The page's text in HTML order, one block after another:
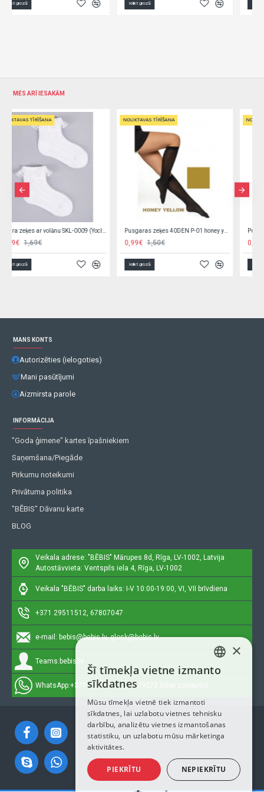
Ielikt grozā Ielikt grozā
MĒS ARĪ IESAKĀM
NOLIKTAVAS TĪRĪŠANA
0,99€
Ielikt grozā
NOLIKTAVAS TĪRĪŠANA
0,99€
Ielikt grozā
MANS KONTS
Autorizēties (ielogoties)
Mani pasūtījumi
Aizmirsta parole
INFORMĀCIJA
"Goda ģimene" kartes īpašniekiem
Saņemšana/Piegāde
Pirkumu noteikumi
Privātuma politika
"BĒBIS" Dāvanu karte
BLOG
Veikala adrese: "BĒBIS" Mārupes 8d, Rīga, LV-1002, Latvija
Autostāvvieta: Ventspils iela 4, Rīga, LV-1002
Veikala "BĒBIS" darba laiks: I-V 10:00-19:00, VI, VII brīvdiena
+371 29511512, 67807047
e-mail: bebis@bebis.lv, glosk@bebis.lv
Teams: bebis.lv
WhatsApp:+371 29511512, 20579272 (tikai ziņojumi)
LATVIAN
ENGLISH
×
Šī tīmekļa vietne izmanto
sīkdatnes
Mūsu tīmekļa vietnē tiek izmantoti
sīkdatnes, lai uzlabotu vietnes tehnisku
darbību, analizētu vietnes izmantošanas
statistiku, un uzlabotu mūsu mārketinga
aktivitātes.
PIEKRĪTU NEPIEKRĪTU